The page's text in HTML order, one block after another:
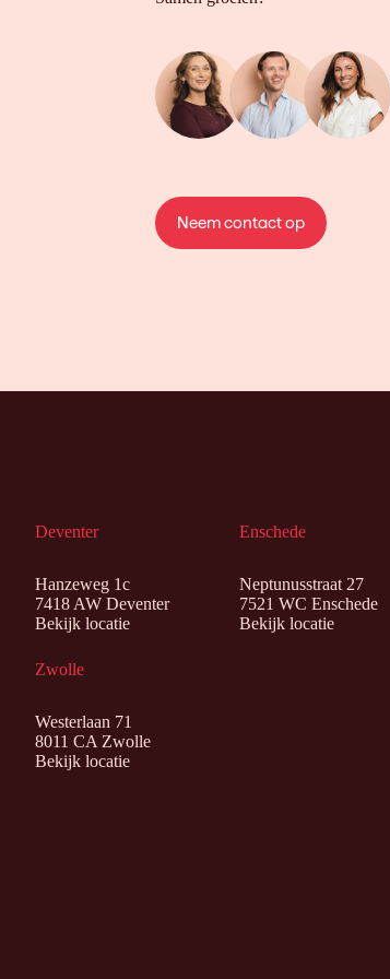
Neem contact op
Deventer
Hanzeweg 1c
7418 AW Deventer
Bekijk locatie
Enschede
Neptunusstraat 27
7521 WC Enschede
Bekijk locatie
Zwolle
Westerlaan 71
8011 CA Zwolle
Bekijk locatie